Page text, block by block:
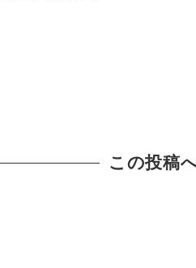
この投稿